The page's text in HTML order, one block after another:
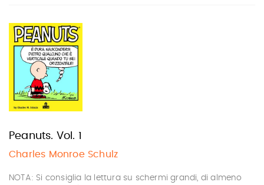
Peanuts. Vol. 1
Charles Monroe Schulz
NOTA: Si consiglia la lettura su schermi grandi, di almeno